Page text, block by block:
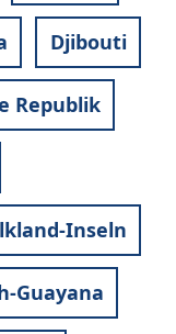
Djibouti
Republik
Inseln
Guayana